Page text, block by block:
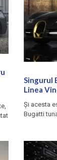
Singurul
Linea
Și acesta
Bugatti